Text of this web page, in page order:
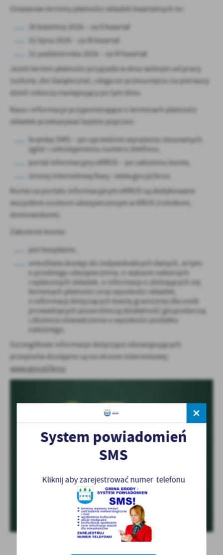
treści w postaci wiadomości, ofert, komunikatów mediów
społecznościowych.
Ustawowe terminy płatności składek kwartalnych to:
30 kwietnia 2026 – za II kwartał
31 lipca 2026 – za III kwartał
31 października 2026 – za IV kwartał
Jeżeli termin płatności przypada w dniu wolnym od pracy
(sobota, dni świąteczne), ulega on przesunięciu na pierwszy
dzień roboczy następujący po tym dniu.
Kasa i informacje przypominające o terminach płatności
składek przekazywać będzie poprzez:
bramkę SMS – po uprzednim wyrażeniu stosownych
zgód i udostępnieniu numeru telefonu,
portal informacyjny eKRUS – po założeniu konta,
stronę internetową Kasy : www.gov.pl/krus
Konta na portalu informacyjnym eKRUS są dedykowane
wszystkim osobom ubezpieczonym w KRUS (rolnikom,
domownikom).
Założenie konta:
jest bezpłatne,
umożliwia dostęp do indywidualnych danych, w tym:
o przebiegu ubezpieczenia, o wykazie należnych
i opłaconych składek, o informacji o zbliżających się
terminach płatności oraz wysokości składek,
o informacji dotyczących kwoty granicznej dla osób
prowadzących pozarolniczą działalność gospodarczą
i złożenia oświadczenia o wysokości podatku
należnego.
Szczegółowe informacje dotyczące obowiązujących
przepisów dostępne są na stronie internetowej:
www.gov.pl/krus
System powiadomień
SMS
Kliknij aby zarejestrować numer telefonu